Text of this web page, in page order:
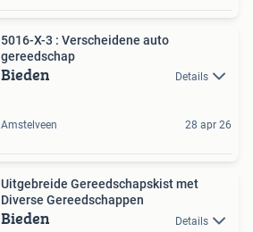
5016-X-3 : Verscheidene auto
gereedschap
Bieden Details
Amstelveen 28 apr 26
Uitgebreide Gereedschapskist met
Diverse Gereedschappen
Bieden Details